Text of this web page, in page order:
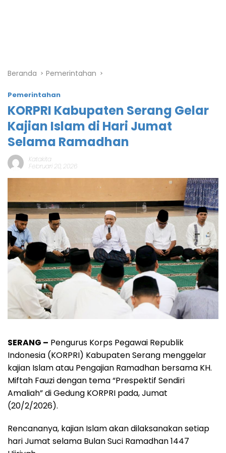
Beranda Pemerintahan
Pemerintahan
KORPRI Kabupaten Serang Gelar
Kajian Islam di Hari Jumat
Selama Ramadhan
Katakita
Februari 20, 2026
SERANG – Pengurus Korps Pegawai Republik
Indonesia (KORPRI) Kabupaten Serang menggelar
kajian Islam atau Pengajian Ramadhan bersama KH.
Miftah Fauzi dengan tema “Prespektif Sendiri
Amaliah” di Gedung KORPRI pada, Jumat
(20/2/2026).
Rencananya, kajian Islam akan dilaksanakan setiap
hari Jumat selama Bulan Suci Ramadhan 1447